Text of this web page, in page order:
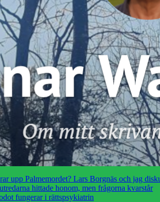
upp Palmemordet? Lars Borgnäs och jag
hittade honom, men frågorna kvarstår
fungerar i rättspsykiatrin